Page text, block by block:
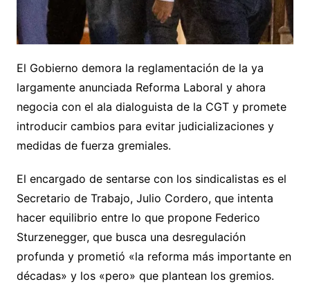
El Gobierno demora la reglamentación de la ya
largamente anunciada Reforma Laboral y ahora
negocia con el ala dialoguista de la CGT y promete
introducir cambios para evitar judicializaciones y
medidas de fuerza gremiales.
El encargado de sentarse con los sindicalistas es el
Secretario de Trabajo, Julio Cordero, que intenta
hacer equilibrio entre lo que propone Federico
Sturzenegger, que busca una desregulación
profunda y prometió «la reforma más importante en
décadas» y los «pero» que plantean los gremios.